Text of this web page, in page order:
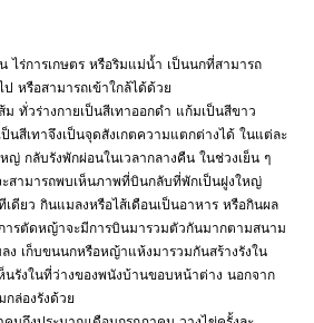
ไร่การเกษตร หรือริมแม่น้ำ เป็นนกที่สามารถ
หรือสามารถเข้าใกล้ได้ด้วย
ม ทั่วร่างกายเป็นสีเทาออกดำ แก้มเป็นสีขาว
นสีเทาจึงเป็นจุดสังเกตความแตกต่างได้ ในแต่ละ
ญ่ กลับรังพักผ่อนในเวลากลางคืน ในช่วงเย็น ๆ
สามารถพบเห็นภาพที่บินกลับที่พักเป็นฝูงใหญ่
ดียว กินแมลงหรือไส้เดือนเป็นอาหาร หรือกินผล
ารตัดหญ้าจะมีการบินมารวมตัวกันมากตามสนาม
ง เก็บขนนกหรือหญ้าแห้งมารวมกันสร้างรังใน
นรังในที่ว่างของพนังบ้านขอบหน้าต่าง นอกจาก
ล่องรังด้วย